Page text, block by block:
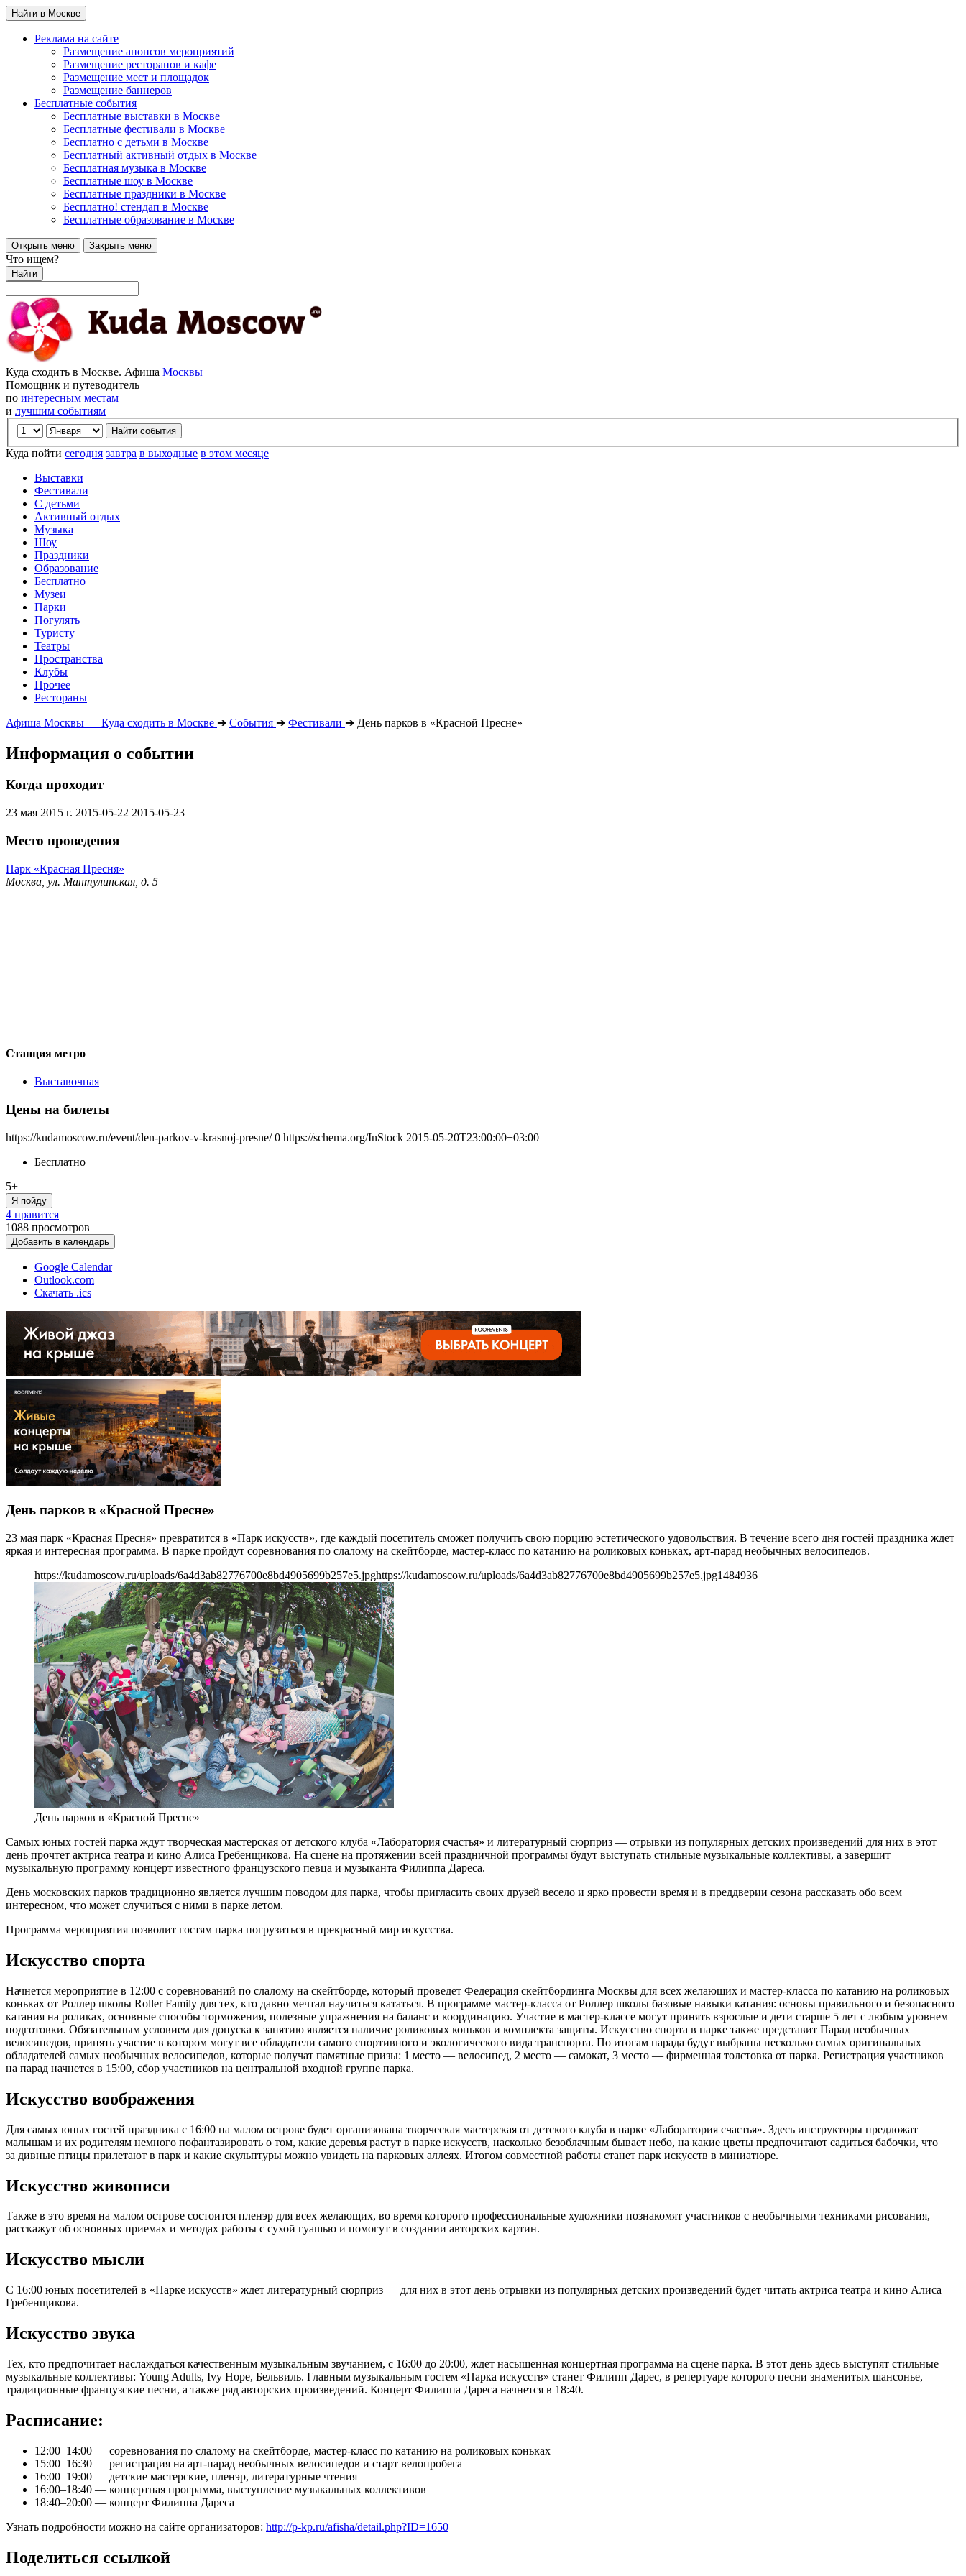
Найти в Москве
Реклама на сайте
Размещение анонсов мероприятий
Размещение ресторанов и кафе
Размещение мест и площадок
Размещение баннеров
Бесплатные события
Бесплатные выставки в Москве
Бесплатные фестивали в Москве
Бесплатно с детьми в Москве
Бесплатный активный отдых в Москве
Бесплатная музыка в Москве
Бесплатные шоу в Москве
Бесплатные праздники в Москве
Бесплатно! стендап в Москве
Бесплатные образование в Москве
Открыть меню Закрыть меню
Что ищем?
Найти
Куда сходить в Москве. Афиша Москвы
Помощник и путеводитель
по интересным местам
и лучшим событиям
Куда пойти сегодня завтра в выходные в этом месяце
Выставки
Фестивали
С детьми
Активный отдых
Музыка
Шоу
Праздники
Образование
Бесплатно
Музеи
Парки
Погулять
Туристу
Театры
Пространства
Клубы
Прочее
Рестораны
Афиша Москвы — Куда сходить в Москве ➔ События ➔ Фестивали ➔ День парков в «Красной Пресне»
Информация о событии
Когда проходит
23 мая 2015 г. 2015-05-22 2015-05-23
Место проведения
Парк «Красная Пресня»
Москва, ул. Мантулинская, д. 5
Станция метро
Выставочная
Цены на билеты
https://kudamoscow.ru/event/den-parkov-v-krasnoj-presne/ 0 https://schema.org/InStock 2015-05-20T23:00:00+03:00
Бесплатно
5+
Я пойду
4 нравится
1088 просмотров
Добавить в календарь
Google Calendar
Outlook.com
Скачать .ics
День парков в «Красной Пресне»
23 мая парк «Красная Пресня» превратится в «Парк искусств», где каждый посетитель сможет получить свою порцию эстетического удовольствия. В течение всего дня гостей праздника ждет
яркая и интересная программа. В парке пройдут соревнования по слалому на скейтборде, мастер-класс по катанию на роликовых коньках, арт-парад необычных велосипедов.
https://kudamoscow.ru/uploads/6a4d3ab82776700e8bd4905699b257e5.jpghttps://kudamoscow.ru/uploads/6a4d3ab82776700e8bd4905699b257e5.jpg1484936
День парков в «Красной Пресне»
Самых юных гостей парка ждут творческая мастерская от детского клуба «Лаборатория счастья» и литературный сюрприз — отрывки из популярных детских произведений для них в этот
день прочтет актриса театра и кино Алиса Гребенщикова. На сцене на протяжении всей праздничной программы будут выступать стильные музыкальные коллективы, а завершит
музыкальную программу концерт известного французского певца и музыканта Филиппа Дареса.
День московских парков традиционно является лучшим поводом для парка, чтобы пригласить своих друзей весело и ярко провести время и в преддверии сезона рассказать обо всем
интересном, что может случиться с ними в парке летом.
Программа мероприятия позволит гостям парка погрузиться в прекрасный мир искусства.
Искусство спорта
Начнется мероприятие в 12:00 с соревнований по слалому на скейтборде, который проведет Федерация скейтбординга Москвы для всех желающих и мастер-класса по катанию на роликовых
коньках от Роллер школы Roller Family для тех, кто давно мечтал научиться кататься. В программе мастер-класса от Роллер школы базовые навыки катания: основы правильного и безопасного
катания на роликах, основные способы торможения, полезные упражнения на баланс и координацию. Участие в мастер-классе могут принять взрослые и дети старше 5 лет с любым уровнем
подготовки. Обязательным условием для допуска к занятию является наличие роликовых коньков и комплекта защиты. Искусство спорта в парке также представит Парад необычных
велосипедов, принять участие в котором могут все обладатели самого спортивного и экологического вида транспорта. По итогам парада будут выбраны несколько самых оригинальных
обладателей самых необычных велосипедов, которые получат памятные призы: 1 место — велосипед, 2 место — самокат, 3 место — фирменная толстовка от парка. Регистрация участников
на парад начнется в 15:00, сбор участников на центральной входной группе парка.
Искусство воображения
Для самых юных гостей праздника с 16:00 на малом острове будет организована творческая мастерская от детского клуба в парке «Лаборатория счастья». Здесь инструкторы предложат
малышам и их родителям немного пофантазировать о том, какие деревья растут в парке искусств, насколько безоблачным бывает небо, на какие цветы предпочитают садиться бабочки, что
за дивные птицы прилетают в парк и какие скульптуры можно увидеть на парковых аллеях. Итогом совместной работы станет парк искусств в миниатюре.
Искусство живописи
Также в это время на малом острове состоится пленэр для всех желающих, во время которого профессиональные художники познакомят участников с необычными техниками рисования,
расскажут об основных приемах и методах работы с сухой гуашью и помогут в создании авторских картин.
Искусство мысли
С 16:00 юных посетителей в «Парке искусств» ждет литературный сюрприз — для них в этот день отрывки из популярных детских произведений будет читать актриса театра и кино Алиса
Гребенщикова.
Искусство звука
Тех, кто предпочитает наслаждаться качественным музыкальным звучанием, с 16:00 до 20:00, ждет насыщенная концертная программа на сцене парка. В этот день здесь выступят стильные
музыкальные коллективы: Young Adults, Ivy Hope, Бельвиль. Главным музыкальным гостем «Парка искусств» станет Филипп Дарес, в репертуаре которого песни знаменитых шансонье,
традиционные французские песни, а также ряд авторских произведений. Концерт Филиппа Дареса начнется в 18:40.
Расписание:
12:00–14:00 — соревнования по слалому на скейтборде, мастер-класс по катанию на роликовых коньках
15:00–16:30 — регистрация на арт-парад необычных велосипедов и старт велопробега
16:00–19:00 — детские мастерские, пленэр, литературные чтения
16:00–18:40 — концертная программа, выступление музыкальных коллективов
18:40–20:00 — концерт Филиппа Дареса
Узнать подробности можно на сайте организаторов: http://p-kp.ru/afisha/detail.php?ID=1650
Поделиться ссылкой